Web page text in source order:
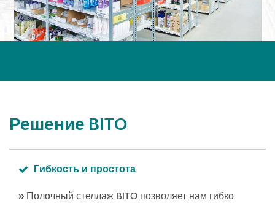
Решение BITO
Гибкость и простота
» Полочный стеллаж BITO позволяет нам гибко